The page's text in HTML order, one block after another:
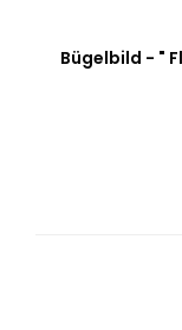
Bügelbild - "